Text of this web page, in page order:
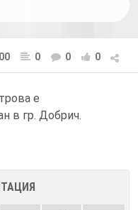
0 0 0
е
в гр. Добрич.